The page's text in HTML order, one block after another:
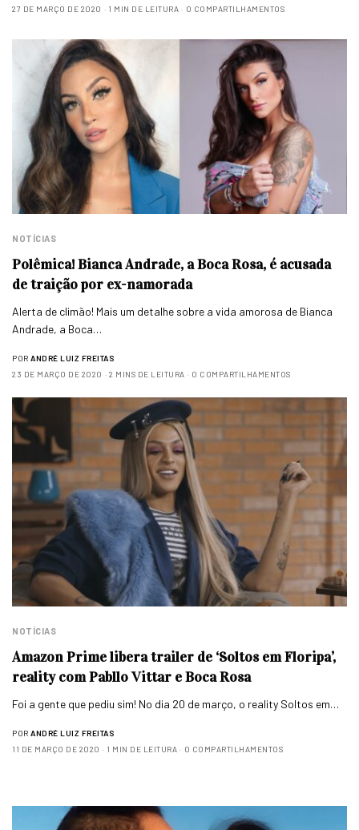
27 DE MARÇO DE 2020
1 MIN DE LEITURA 0 COMPARTILHAMENTOS
NOTÍCIAS
Polêmica! Bianca Andrade, a Boca Rosa, é acusada
de traição por ex-namorada
Alerta de climão! Mais um detalhe sobre a vida amorosa de Bianca
Andrade, a Boca…
POR ANDRÉ LUIZ FREITAS
23 DE MARÇO DE 2020
2 MINS DE LEITURA 0 COMPARTILHAMENTOS
NOTÍCIAS
Amazon Prime libera trailer de ‘Soltos em Floripa’,
reality com Pabllo Vittar e Boca Rosa
Foi a gente que pediu sim! No dia 20 de março, o reality Soltos em…
POR ANDRÉ LUIZ FREITAS
11 DE MARÇO DE 2020
1 MIN DE LEITURA 0 COMPARTILHAMENTOS